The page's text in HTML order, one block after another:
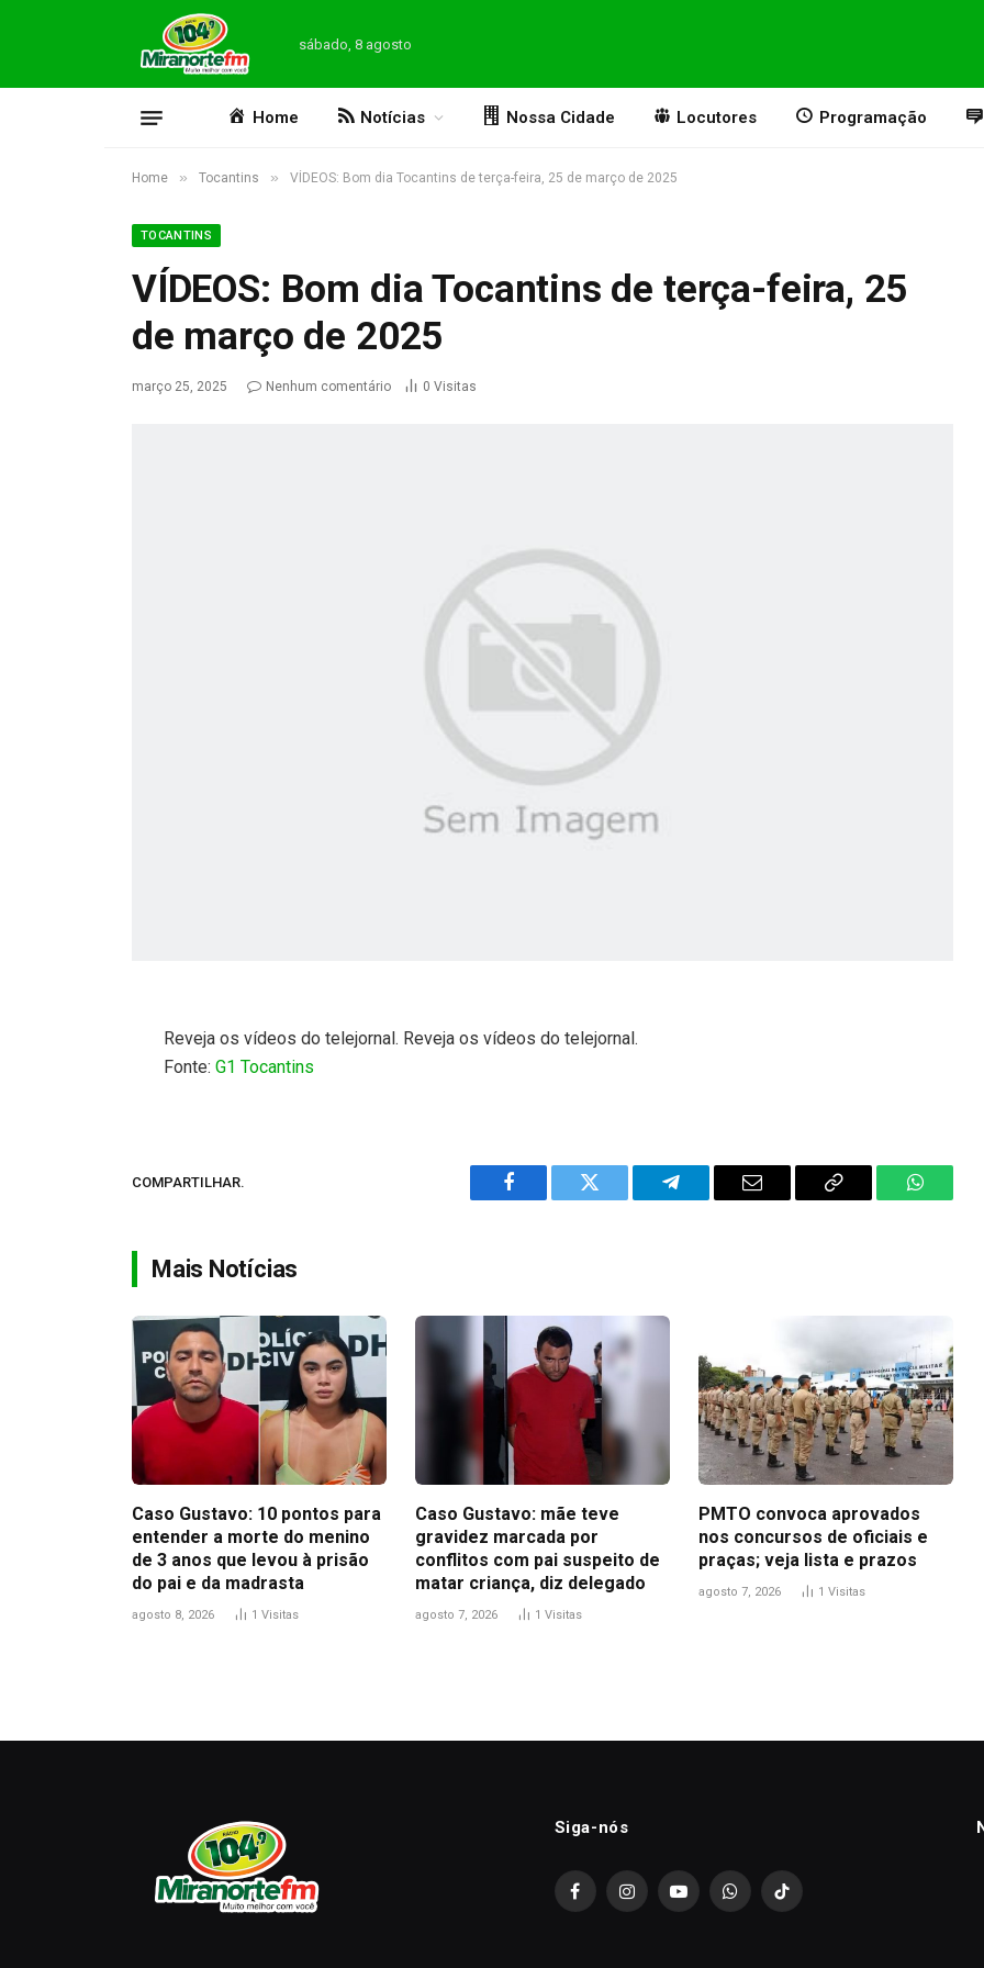
sábado, 8 agosto
Home Notícias Nossa Cidade Locutores Programação
Home » Tocantins » VÍDEOS: Bom dia Tocantins de terça-feira, 25 de março de 2025
TOCANTINS
VÍDEOS: Bom dia Tocantins de terça-feira, 25
de março de 2025
março 25, 2025 Nenhum comentário 0 Visitas
Reveja os vídeos do telejornal. Reveja os vídeos do telejornal.
Fonte:G1 Tocantins
COMPARTILHAR.
Facebook Twitter Telegram Email
Copy
Mais Notícias
Caso Gustavo: 10 pontos para
entender a morte do menino
de 3 anos que levou à prisão
do pai e da madrasta
agosto 8, 2026 1 Visitas
Caso Gustavo: mãe teve
gravidez marcada por
conflitos com pai suspeito de
matar criança, diz delegado
agosto 7, 2026 1 Visitas
PMTO convoca aprovados
nos concursos de oficiais e
praças; veja lista e prazos
agosto 7, 2026 1 Visitas
Siga-nós
FacebookInstagramYouTubeWhatsAppTikTok